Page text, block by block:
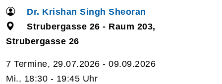
Dr. Krishan Singh Sheoran
Strubergasse 26 - Raum 203,
Strubergasse 26
7 Termine, 29.07.2026 - 09.09.2026
Mi., 18:30 - 19:45 Uhr